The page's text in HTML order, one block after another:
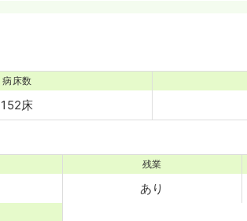
病床数
152床
残業
あり